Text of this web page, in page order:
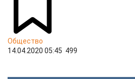
Общество
14.04.2020 05:45 499